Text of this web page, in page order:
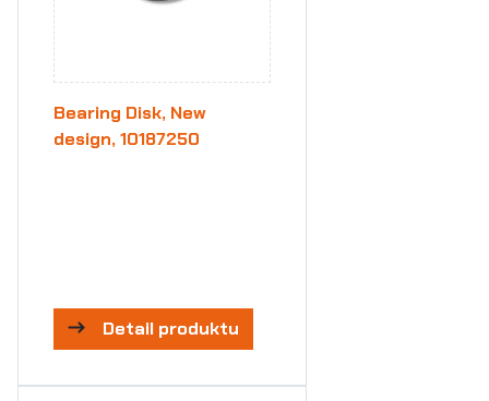
Bearing Disk, New
design, 10187250
Detail produktu